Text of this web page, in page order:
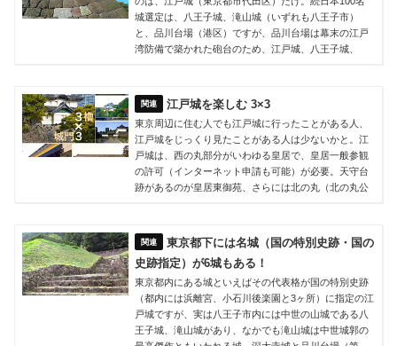
城選定は、八王子城、滝山城（いずれも八王子市）
と、品川台場（港区）ですが、品川台場は幕末の江戸
湾防備で築かれた砲台のため、江戸城、八王子城、
江戸城を楽しむ 3×3
東京周辺に住む人でも江戸城に行ったことがある人、
江戸城をじっくり見たことがある人は少ないかと。江
戸城は、西の丸部分がいわゆる皇居で、皇居一般参観
の許可（インターネット申請も可能）が必要。天守台
跡があるのが皇居東御苑、さらには北の丸（北の丸公
東京都下には名城（国の特別史跡・国の
史跡指定）が6城もある！
東京都内にある城といえばその代表格が国の特別史跡
（都内には浜離宮、小石川後楽園と3ヶ所）に指定の江
戸城ですが、実は八王子市内には中世の山城である八
王子城、滝山城があり、なかでも滝山城は中世城郭の